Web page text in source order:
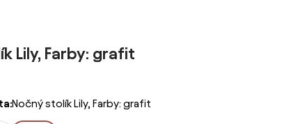
Lily, Farby: grafit
Nočný stolík Lily, Farby: grafit